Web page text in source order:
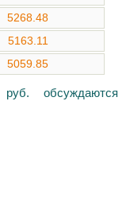
5268.48
5163.11
5059.85
обсуждаются